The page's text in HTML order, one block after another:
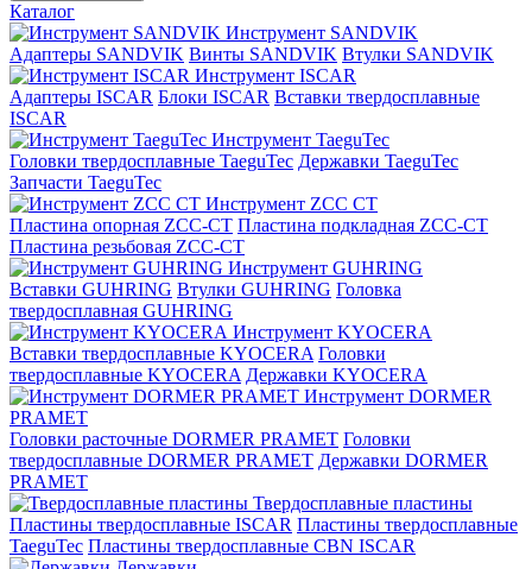
Каталог
Инструмент SANDVIK
Адаптеры SANDVIK Винты SANDVIK Втулки SANDVIK
Инструмент ISCAR
Адаптеры ISCAR Блоки ISCAR Вставки твердосплавные
ISCAR
Инструмент TaeguTec
Головки твердосплавные TaeguTec Державки TaeguTec
Запчасти TaeguTec
Инструмент ZCС CT
Пластина опорная ZCC-CT Пластина подкладная ZCC-CT
Пластина резьбовая ZCC-CT
Инструмент GUHRING
Вставки GUHRING Втулки GUHRING Головка
твердосплавная GUHRING
Инструмент KYOCERA
Вставки твердосплавные KYOCERA Головки
твердосплавные KYOCERA Державки KYOCERA
Инструмент DORMER
PRAMET
Головки расточные DORMER PRAMET Головки
твердосплавные DORMER PRAMET Державки DORMER
PRAMET
Твердосплавные пластины
Пластины твердосплавные ISCAR Пластины твердосплавные
TaeguTec Пластины твердосплавные CBN ISCAR